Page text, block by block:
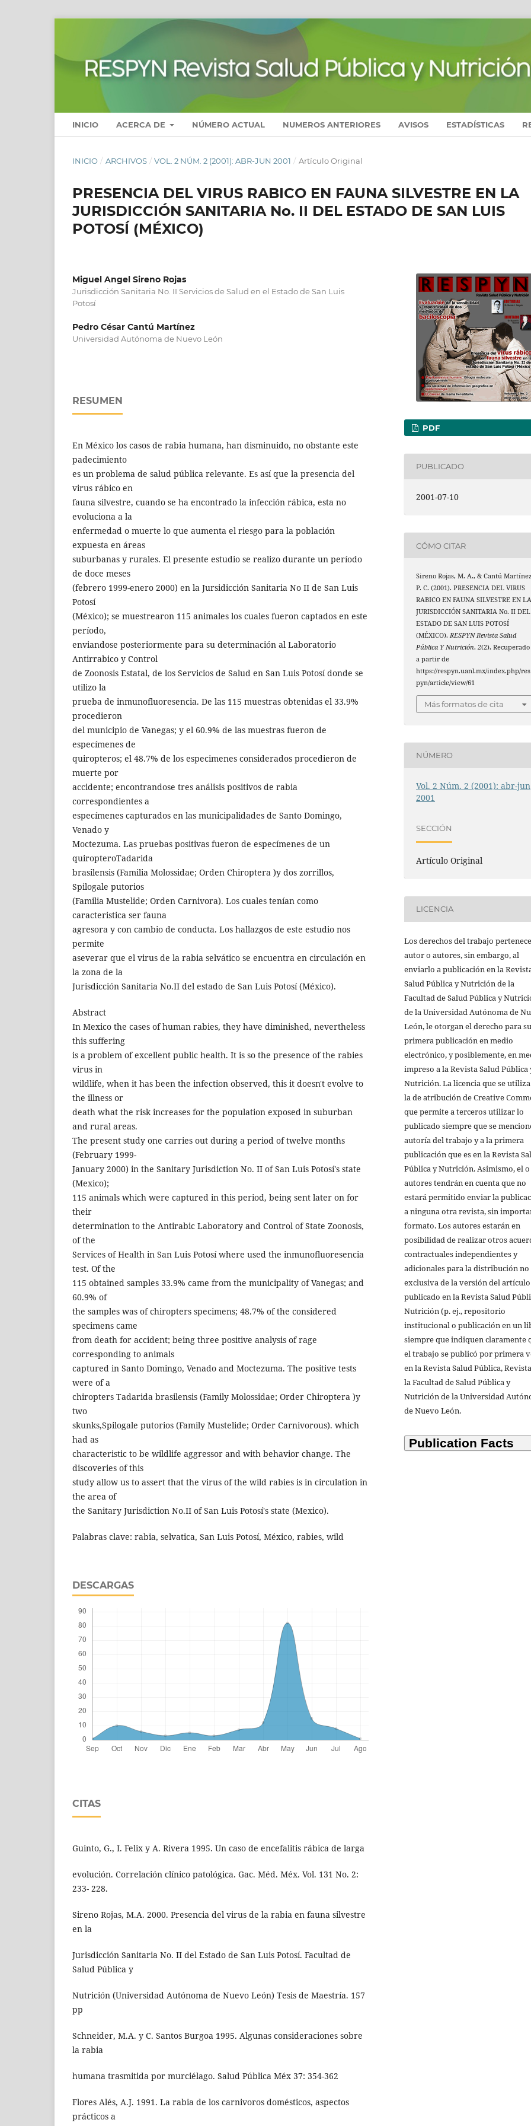
INICIO ACERCA DE NÚMERO ACTUAL NUMEROS ANTERIORES AVISOS ESTADÍSTICAS
INICIO / ARCHIVOS / VOL. 2 NÚM. 2 (2001): ABR-JUN 2001 / Artículo Original
PRESENCIA DEL VIRUS RABICO EN FAUNA SILVESTRE EN LA
JURISDICCIÓN SANITARIA No. II DEL ESTADO DE SAN LUIS
POTOSÍ (MÉXICO)
Miguel Angel Sireno Rojas
Jurisdicción Sanitaria No. II Servicios de Salud en el Estado de San Luis
Potosí
Pedro César Cantú Martínez
Universidad Autónoma de Nuevo León
RESUMEN
En México los casos de rabia humana, han disminuido, no obstante este
padecimiento
es un problema de salud pública relevante. Es así que la presencia del
virus rábico en
fauna silvestre, cuando se ha encontrado la infección rábica, esta no
evoluciona a la
enfermedad o muerte lo que aumenta el riesgo para la población
expuesta en áreas
suburbanas y rurales. El presente estudio se realizo durante un período
de doce meses
(febrero 1999-enero 2000) en la Jursidicción Sanitaria No II de San Luis
Potosí
(México); se muestrearon 115 animales los cuales fueron captados en este
período,
enviandose posteriormente para su determinación al Laboratorio
Antirrabico y Control
de Zoonosis Estatal, de los Servicios de Salud en San Luis Potosí donde se
utilizo la
prueba de inmunofluoresencia. De las 115 muestras obtenidas el 33.9%
procedieron
del municipio de Vanegas; y el 60.9% de las muestras fueron de
especímenes de
quiropteros; el 48.7% de los especimenes considerados procedieron de
muerte por
accidente; encontrandose tres análisis positivos de rabia
correspondientes a
especímenes capturados en las municipalidades de Santo Domingo,
Venado y
Moctezuma. Las pruebas positivas fueron de especímenes de un
quiropteroTadarida
brasilensis (Familia Molossidae; Orden Chiroptera )y dos zorrillos,
Spilogale putorios
(Familia Mustelide; Orden Carnivora). Los cuales tenían como
caracteristica ser fauna
agresora y con cambio de conducta. Los hallazgos de este estudio nos
permite
aseverar que el virus de la rabia selvático se encuentra en circulación en
la zona de la
Jurisdicción Sanitaria No.II del estado de San Luis Potosí (México).
Abstract
In Mexico the cases of human rabies, they have diminished, nevertheless
this suffering
is a problem of excellent public health. It is so the presence of the rabies
virus in
wildlife, when it has been the infection observed, this it doesn't evolve to
the illness or
death what the risk increases for the population exposed in suburban
and rural areas.
The present study one carries out during a period of twelve months
(February 1999-
January 2000) in the Sanitary Jurisdiction No. II of San Luis Potosí's state
(Mexico);
115 animals which were captured in this period, being sent later on for
their
determination to the Antirabic Laboratory and Control of State Zoonosis,
of the
Services of Health in San Luis Potosí where used the inmunofluoresencia
test. Of the
115 obtained samples 33.9% came from the municipality of Vanegas; and
60.9% of
the samples was of chiropters specimens; 48.7% of the considered
specimens came
from death for accident; being three positive analysis of rage
corresponding to animals
captured in Santo Domingo, Venado and Moctezuma. The positive tests
were of a
chiropters Tadarida brasilensis (Family Molossidae; Order Chiroptera )y
two
skunks,Spilogale putorios (Family Mustelide; Order Carnivorous). which
had as
characteristic to be wildlife aggressor and with behavior change. The
discoveries of this
study allow us to assert that the virus of the wild rabies is in circulation in
the area of
the Sanitary Jurisdiction No.II of San Luis Potosí's state (Mexico).
Palabras clave: rabia, selvatica, San Luis Potosí, México, rabies, wild
DESCARGAS
CITAS
Guinto, G., I. Felix y A. Rivera 1995. Un caso de encefalitis rábica de larga
evolución. Correlación clínico patológica. Gac. Méd. Méx. Vol. 131 No. 2:
233- 228.
Sireno Rojas, M.A. 2000. Presencia del virus de la rabia en fauna silvestre
en la
Jurisdicción Sanitaria No. II del Estado de San Luis Potosí. Facultad de
Salud Pública y
Nutrición (Universidad Autónoma de Nuevo León) Tesis de Maestría. 157
pp
Schneider, M.A. y C. Santos Burgoa 1995. Algunas consideraciones sobre
la rabia
humana trasmitida por murciélago. Salud Pública Méx 37: 354-362
Flores Alés, A.J. 1991. La rabia de los carnivoros domésticos, aspectos
prácticos a
PDF
PUBLICADO
2001-07-10
CÓMO CITAR
Sireno Rojas, M. A., & Cantú
P. C. (2001). PRESENCIA DEL VIRUS
RABICO EN FAUNA SILVESTRE EN
JURISDICCIÓN SANITARIA No. II DEL
ESTADO DE SAN LUIS POTOSÍ
(MÉXICO).RESPYN Revista Salud
Pública Y Nutrición,2(2). Recuperado
a partir de
https://respyn.uanl.mx/index.php/res
pyn/article/view/61
Más formatos de cita
NÚMERO
Vol. 2 Núm. 2 (2001): abr-jun
2001
SECCIÓN
Artículo Original
LICENCIA
Los derechos del trabajo
autor o autores, sin embargo, al
enviarlo a publicación en la
Salud Pública y Nutrición de la
Facultad de Salud Pública y
de la Universidad Autónoma de
León, le otorgan el derecho para su
primera publicación en medio
electrónico, y posiblemente, en
impreso a la Revista Salud Pública
Nutrición. La licencia que se utiliza
la de atribución de Creative
que permite a terceros utilizar lo
publicado siempre que se
autoría del trabajo y a la primera
publicación que es en la Revista
Pública y Nutrición. Asimismo, el
autores tendrán en cuenta que no
estará permitido enviar la
a ninguna otra revista, sin
formato. Los autores estarán en
posibilidad de realizar otros
contractuales independientes y
adicionales para la distribución no
exclusiva de la versión del artículo
publicado en la Revista Salud
Nutrición (p. ej., repositorio
institucional o publicación en un
siempre que indiquen claramente
el trabajo se publicó por primera
en la Revista Salud Pública,
la Facultad de Salud Pública y
Nutrición de la Universidad
de Nuevo León.